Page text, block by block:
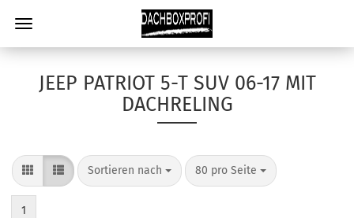
JEEP PATRIOT 5-T SUV 06-17 MIT
DACHRELING
Sortieren nach 80 pro Seite
1